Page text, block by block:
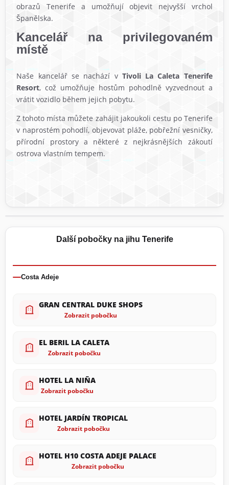
obrazů Tenerife a umožňují objevit nejvyšší vrchol
Španělska.
Kancelář na privilegovaném
místě
Naše kancelář se nachází v Tivoli La Caleta Tenerife
Resort, což umožňuje hostům pohodlně vyzvednout a
vrátit vozidlo během jejich pobytu.
Z tohoto místa můžete zahájit jakoukoli cestu po Tenerife
v naprostém pohodlí, objevovat pláže, pobřežní vesničky,
přírodní prostory a některé z nejkrásnějších zákoutí
ostrova vlastním tempem.
Další pobočky na jihu Tenerife
Costa Adeje
GRAN CENTRAL DUKE SHOPS
Zobrazit pobočku
EL BERIL LA CALETA
Zobrazit pobočku
HOTEL LA NIÑA
Zobrazit pobočku
HOTEL JARDÍN TROPICAL
Zobrazit pobočku
HOTEL H10 COSTA ADEJE PALACE
Zobrazit pobočku